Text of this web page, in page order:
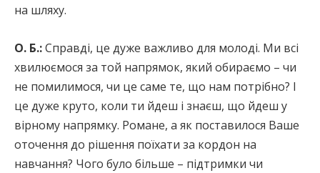
на шляху.
О. Б.:Справді, це дуже важливо для молоді. Ми всі
хвилюємося за той напрямок, який обираємо – чи
не помилимося, чи це саме те, що нам потрібно? І
це дуже круто, коли ти йдеш і знаєш, що йдеш у
вірному напрямку. Романе, а як поставилося Ваше
оточення до рішення поїхати за кордон на
навчання? Чого було більше – підтримки чи